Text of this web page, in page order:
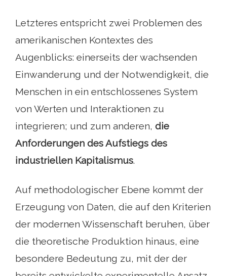
Letzteres entspricht zwei Problemen des
amerikanischen Kontextes des
Augenblicks: einerseits der wachsenden
Einwanderung und der Notwendigkeit, die
Menschen in ein entschlossenes System
von Werten und Interaktionen zu
integrieren; und zum anderen, die
Anforderungen des Aufstiegs des
industriellen Kapitalismus.
Auf methodologischer Ebene kommt der
Erzeugung von Daten, die auf den Kriterien
der modernen Wissenschaft beruhen, über
die theoretische Produktion hinaus, eine
besondere Bedeutung zu, mit der der